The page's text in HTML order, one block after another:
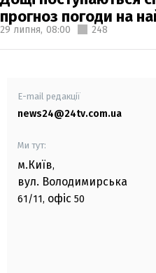
прогноз погоди на
29 липня, 08:00 248
E-mail редакції
news24@24tv.com.ua
Ми тут:
м.Київ,
вул. Володимирська
61/11, офіс 50